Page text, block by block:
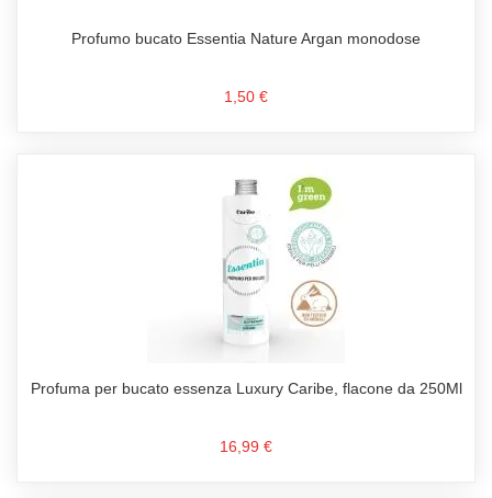
Profumo bucato Essentia Nature Argan monodose
1,50 €
Profuma per bucato essenza Luxury Caribe, flacone da 250Ml
16,99 €